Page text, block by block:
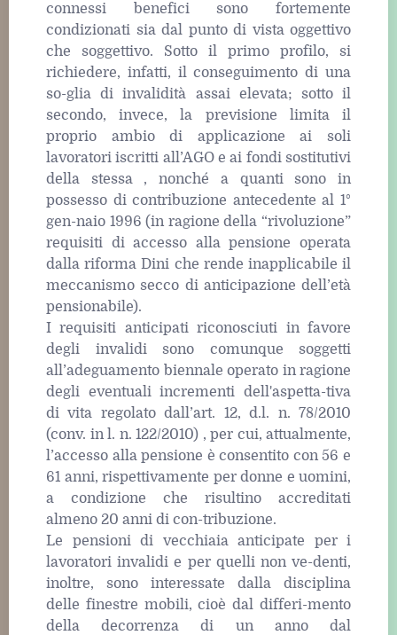
connessi benefici sono fortemente
condizionati sia dal punto di vista oggettivo
che soggettivo. Sotto il primo profilo, si
richiedere, infatti, il conseguimento di una
so-glia di invalidità assai elevata; sotto il
secondo, invece, la previsione limita il
proprio ambio di applicazione ai soli
lavoratori iscritti all’AGO e ai fondi sostitutivi
della stessa , nonché a quanti sono in
possesso di contribuzione antecedente al 1°
gen-naio 1996 (in ragione della “rivoluzione”
requisiti di accesso alla pensione operata
dalla riforma Dini che rende inapplicabile il
meccanismo secco di anticipazione dell’età
pensionabile).
I requisiti anticipati riconosciuti in favore
degli invalidi sono comunque soggetti
all’adeguamento biennale operato in ragione
degli eventuali incrementi dell'aspetta-tiva
di vita regolato dall’art. 12, d.l. n. 78/2010
(conv. in l. n. 122/2010) , per cui, attualmente,
l’accesso alla pensione è consentito con 56 e
61 anni, rispettivamente per donne e uomini,
a condizione che risultino accreditati
almeno 20 anni di con-tribuzione.
Le pensioni di vecchiaia anticipate per i
lavoratori invalidi e per quelli non ve-denti,
inoltre, sono interessate dalla disciplina
delle finestre mobili, cioè dal differi-mento
della decorrenza di un anno dal